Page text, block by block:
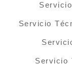
Servicio
Servicio